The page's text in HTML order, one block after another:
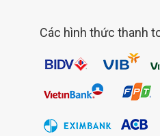
Các hình thức thanh